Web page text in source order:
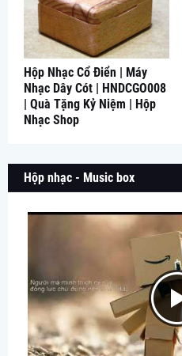
Hộp Nhạc Cổ Điển | Máy
Nhạc Dây Cót | HNDCGO008
| Quà Tặng Kỷ Niệm | Hộp
Nhạc Shop
Hộp nhạc - Music box